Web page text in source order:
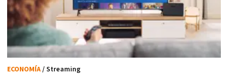
ECONOMÍA/ Streaming